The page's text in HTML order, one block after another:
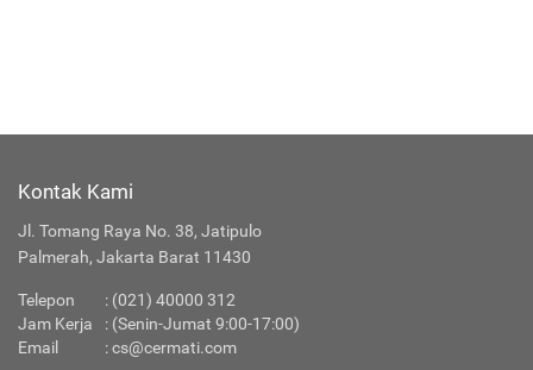
Kontak Kami
Jl. Tomang Raya No. 38, Jatipulo
Palmerah, Jakarta Barat 11430
Telepon : (021) 40000 312
Jam Kerja
: (Senin-Jumat 9:00-17:00)
Email
:cs@cermati.com